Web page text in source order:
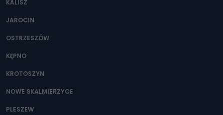
Można to zrobić pod numerem telefonu 62 735-51-05 lub
KALISZ
JAROCIN
OSTRZESZÓW
KĘPNO
KROTOSZYN
NOWE SKALMIERZYCE
PLESZEW